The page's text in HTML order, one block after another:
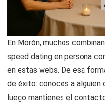
En Morón, muchos
speed dating en persona
en estas webs. De esa
de éxito: conoces a alguien
luego mantienes el